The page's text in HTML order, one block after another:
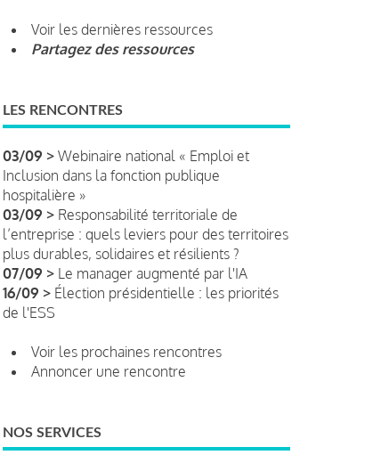
Voir les dernières ressources
Partagez des ressources
LES RENCONTRES
03/09 > Webinaire national « Emploi et
Inclusion dans la fonction publique
hospitalière »
03/09 > Responsabilité territoriale de
l’entreprise : quels leviers pour des territoires
plus durables, solidaires et résilients ?
07/09 > Le manager augmenté par l'IA
16/09 > Élection présidentielle : les priorités
de l'ESS
Voir les prochaines rencontres
Annoncer une rencontre
NOS SERVICES